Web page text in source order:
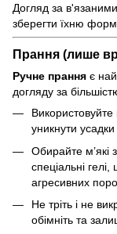
Догляд за
зберегти їхню
Прання (лише
Ручне прання є
догляду за
уникнути
Обирайте м’які
спеціальні
агресивних
Не тріть і не
обімніть та